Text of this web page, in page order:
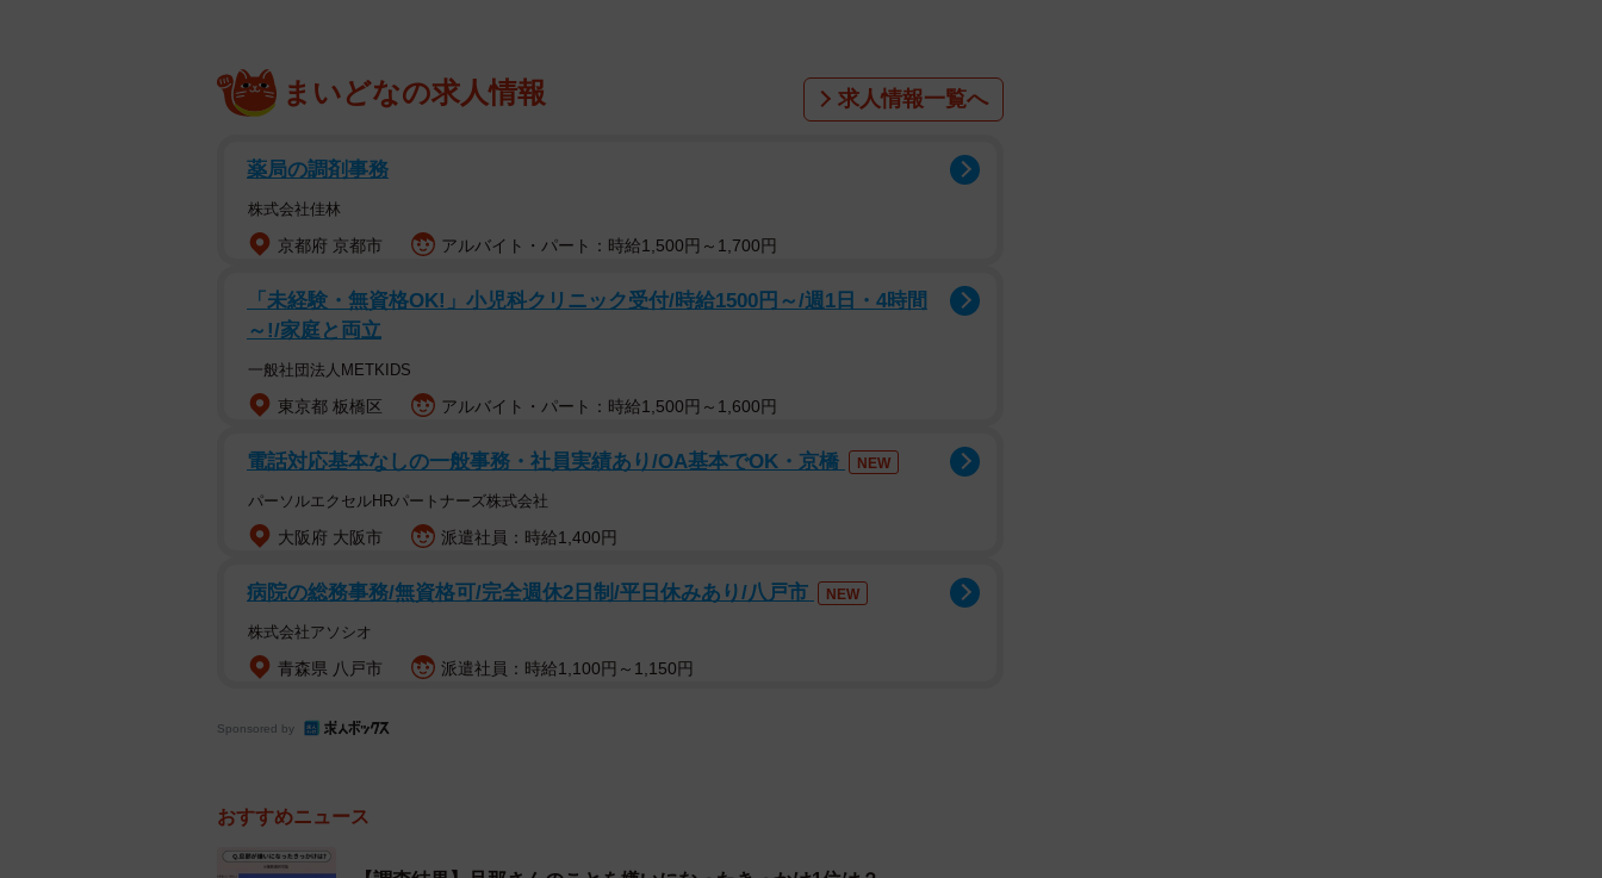
2/7
はじめに、「旦那が嫌いですか」と尋ねたところ、「好き」（好き34.5％、どちらかと言え
ば好き22.3％）と回答した人は56.8%。一方、「好きでも嫌いでもない」は25.5%、「嫌
い」（嫌い9.5％、どちらかと言えば嫌い8.3％）は17.8%という結果になりました。
まいどなの求人情報 求人情報一覧へ
薬局の調剤事務
株式会社佳林
京都府 京都市 アルバイト・パート：時給1,500円～1,700円
「未経験・無資格OK!」小児科クリニック受付/時給1500円～/週1日・4時間
～!/家庭と両立
一般社団法人METKIDS
東京都 板橋区 アルバイト・パート：時給1,500円～1,600円
電話対応基本なしの一般事務・社員実績あり/OA基本でOK・京橋 NEW
パーソルエクセルHRパートナーズ株式会社
大阪府 大阪市 派遣社員：時給1,400円
病院の総務事務/無資格可/完全週休2日制/平日休みあり/八戸市 NEW
株式会社アソシオ
青森県 八戸市 派遣社員：時給1,100円～1,150円
Sponsored by
おすすめニュース